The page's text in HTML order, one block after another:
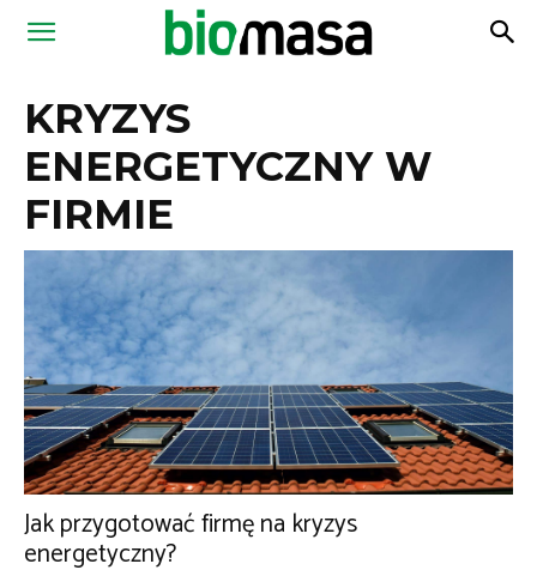
Magazyn
KRYZYS
ENERGETYCZNY W
FIRMIE
Jak przygotować firmę na kryzys
energetyczny?